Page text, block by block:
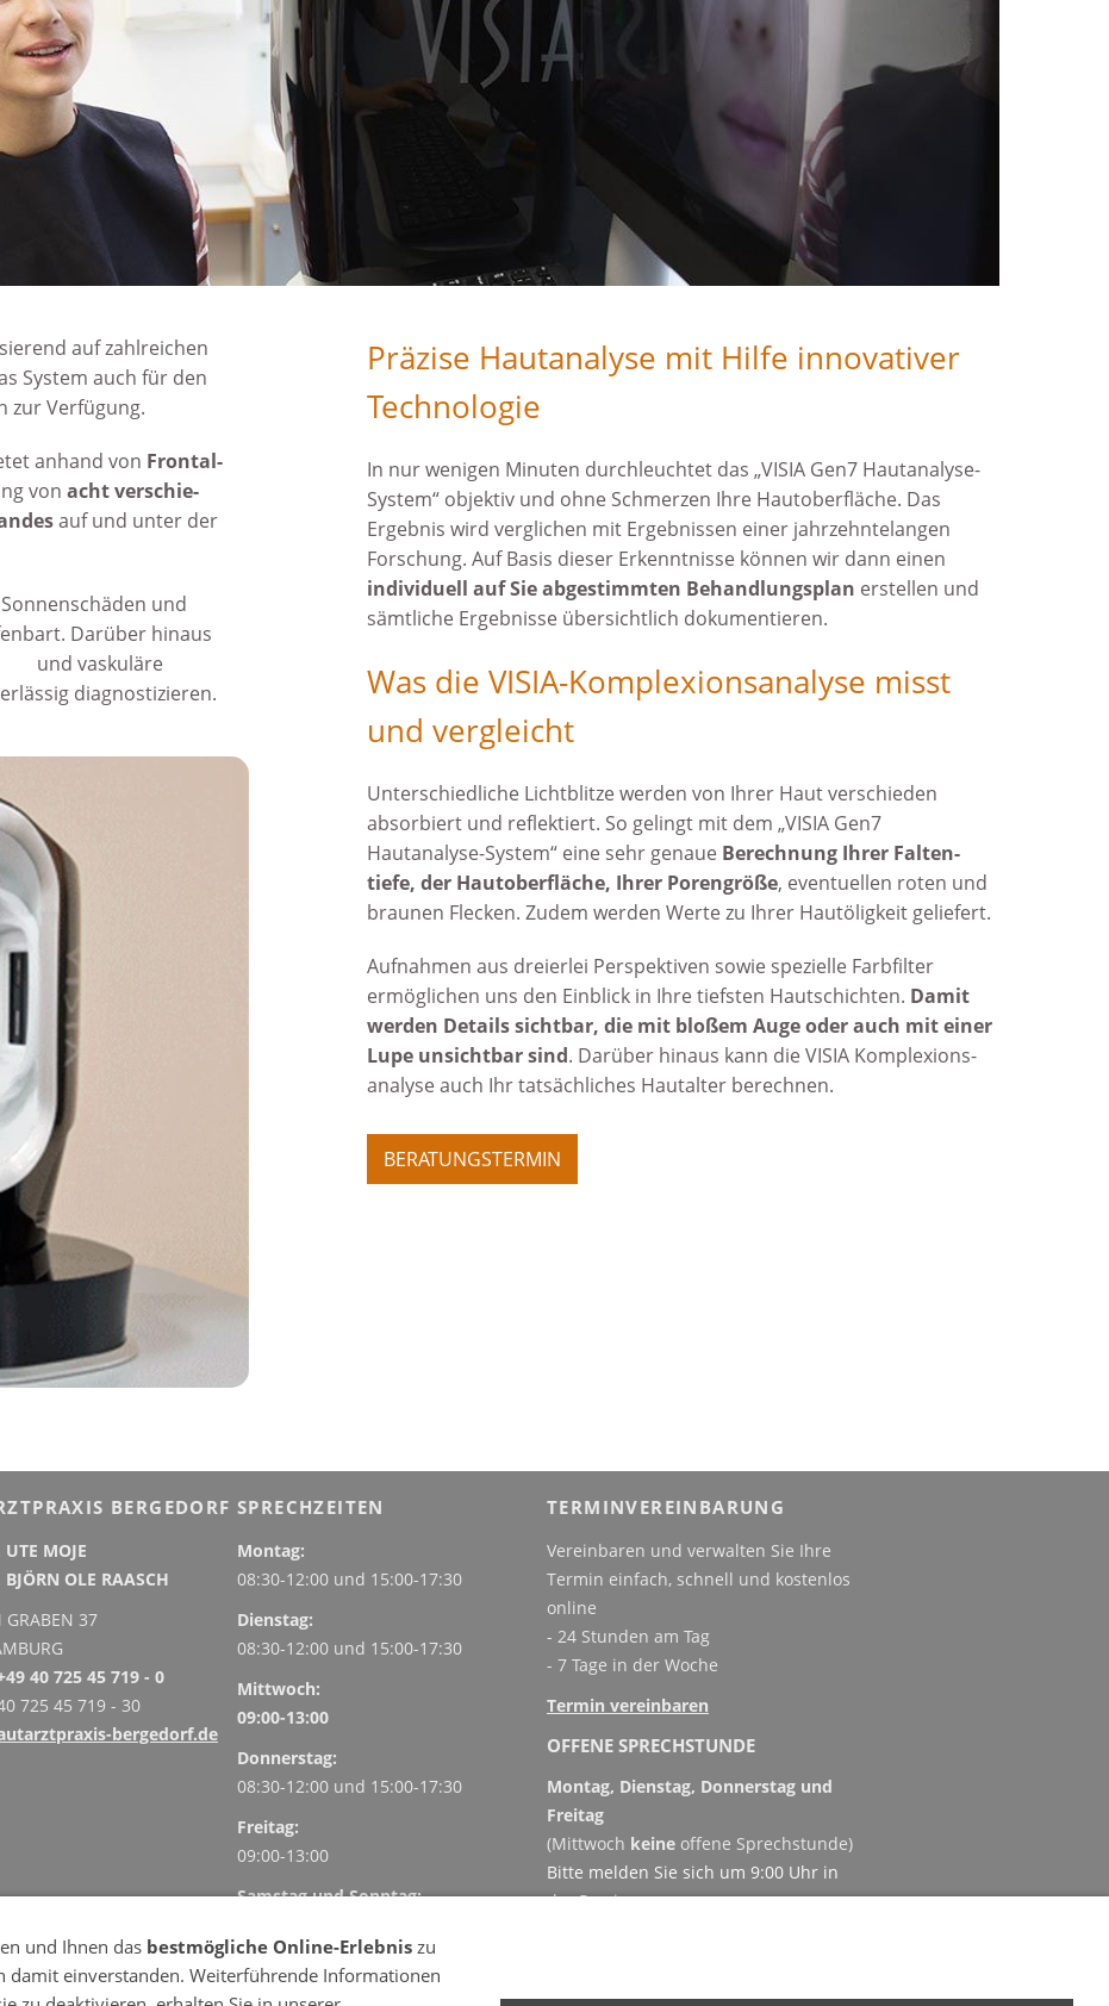
auf zahl­reichen
System auch für den
zur Verfügung.
anhand von Frontal-
vonacht verschie­
auf und unter der
und
Darüber hinaus
und vaskuläre
diagnos­tizieren.
Präzise Hautanalyse mit Hilfe innovativer
Technologie
In nur wenigen Minuten durch­leuchtet das „VISIA Gen7 Haut­analyse-
System“ objektiv und ohne Schmerzen Ihre Haut­ober­fläche. Das
Ergebnis wird verglichen mit Ergeb­nissen einer jahr­zehnte­langen
Forschung. Auf Basis dieser Erkennt­nisse können wir dann einen
indivi­duell auf Sie abge­stimmten Behand­lungsplan erstellen und
sämtliche Ergeb­nisse übersicht­lich dokumentieren.
Was die VISIA-Komplexionsanalyse misst
und vergleicht
Unterschiedliche Licht­blitze werden von Ihrer Haut verschie­den
absor­biert und reflektiert. So gelingt mit dem „VISIA Gen7
Hautanalyse-System“ eine sehr genaue Berech­nung Ihrer Falten­
tiefe, der Hautober­fläche, Ihrer Porengröße, eventuel­len roten und
braunen Flecken. Zudem werden Werte zu Ihrer Haut­öligkeit geliefert.
Aufnahmen aus dreierlei Perspek­tiven sowie spezielle Farb­filter
ermöglichen uns den Ein­blick in Ihre tiefsten Haut­schichten. Damit
werden Details sicht­bar, die mit bloßem Auge oder auch mit einer
Lupe unsicht­bar sind. Darüber hinaus kann die VISIA Komplexions­
analyse auch Ihr tatsäch­liches Haut­alter berechnen.
BERATUNGSTERMIN
BERGEDORF
MOJE
BJÖRN OLE RAASCH
GRABEN 37
40 725 45 719 - 0
725 45 719 - 30
bergedorf.de
SPRECHZEITEN
Montag:
08:30-12:00 und 15:00-17:30
Dienstag:
08:30-12:00 und 15:00-17:30
Mittwoch:
09:00-13:00
Donnerstag:
08:30-12:00 und 15:00-17:30
Freitag:
09:00-13:00
Samstag und Sonntag:
TERMINVEREINBARUNG
Vereinbaren und verwalten Sie Ihre
Termin einfach, schnell und kostenlos
online
- 24 Stunden am Tag
- 7 Tage in der Woche
Termin vereinbaren
OFFENE SPRECHSTUNDE
Montag, Dienstag, Donnerstag und
Freitag
(Mittwoch keine offene Sprechstunde)
Bitte melden Sie sich um 9:00 Uhr in
der Praxis an.
und Ihnen das bestmögliche Online-Erlebnis zu
damit einverstanden. Weiterführende Informationen